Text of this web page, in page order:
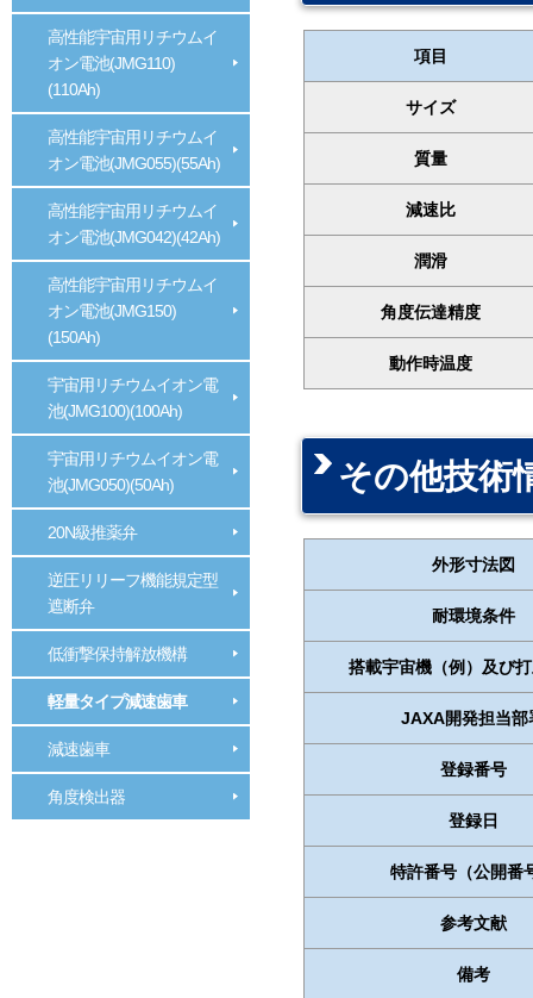
高性能宇宙用リチウムイ
オン電池(JMG110)
(110Ah)
高性能宇宙用リチウムイ
オン電池(JMG055)(55Ah)
高性能宇宙用リチウムイ
オン電池(JMG042)(42Ah)
高性能宇宙用リチウムイ
オン電池(JMG150)
(150Ah)
宇宙用リチウムイオン電
池(JMG100)(100Ah)
宇宙用リチウムイオン電
池(JMG050)(50Ah)
20N級推薬弁
逆圧リリーフ機能規定型
遮断弁
低衝撃保持解放機構
軽量タイプ減速歯車
減速歯車
角度検出器
項目
サイズ
質量
減速比
潤滑
角度伝達精度
動作時温度
その他技術
外形寸法図
耐環境条件
搭載宇宙機（例）及び
JAXA開発担当部
登録番号
登録日
特許番号（公開番
参考文献
備考